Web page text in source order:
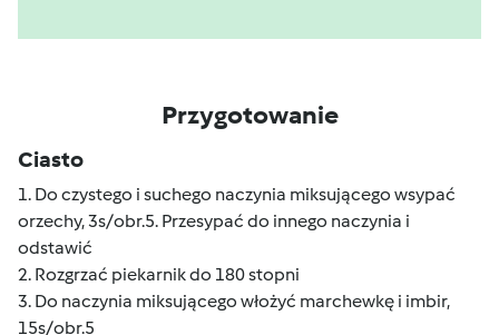
Przygotowanie
Ciasto
1. Do czystego i suchego naczynia miksującego wsypać
orzechy, 3s/obr.5. Przesypać do innego naczynia i
odstawić
2. Rozgrzać piekarnik do 180 stopni
3. Do naczynia miksującego włożyć marchewkę i imbir,
15s/obr.5